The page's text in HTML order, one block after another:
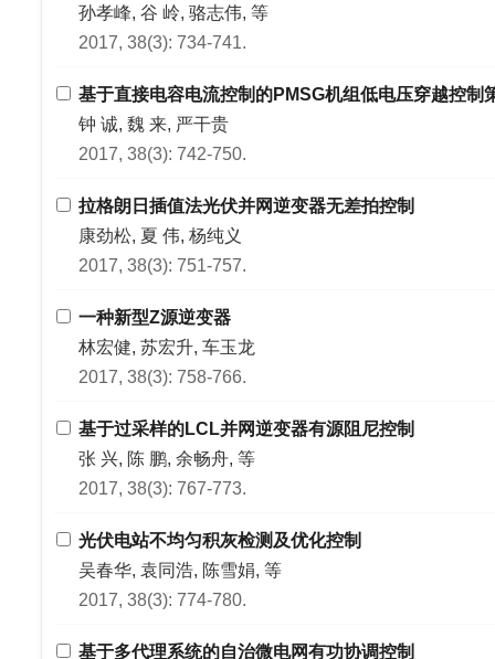
孙孝峰, 谷 岭, 骆志伟, 等
2017, 38(3): 734-741.
基于直接电容电流控制的PMSG机组低电压穿越控制
钟 诚, 魏 来, 严干贵
2017, 38(3): 742-750.
拉格朗日插值法光伏并网逆变器无差拍控制
康劲松, 夏 伟, 杨纯义
2017, 38(3): 751-757.
一种新型Z源逆变器
林宏健, 苏宏升, 车玉龙
2017, 38(3): 758-766.
基于过采样的LCL并网逆变器有源阻尼控制
张 兴, 陈 鹏, 余畅舟, 等
2017, 38(3): 767-773.
光伏电站不均匀积灰检测及优化控制
吴春华, 袁同浩, 陈雪娟, 等
2017, 38(3): 774-780.
基于多代理系统的自治微电网有功协调控制